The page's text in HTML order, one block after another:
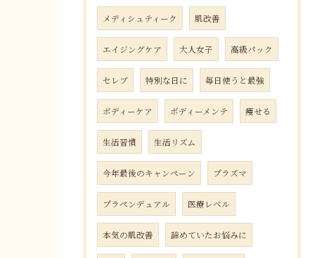
メディシュティーク 肌改善
エイジングケア 大人女子 高級パック
セレブ 特別な日に 毎日使うと最強
ボディーケア ボディーメンテ 痩せる
生活習慣 生活リズム
今年最後のキャンペーン プラズマ
プラペンデュアル 医療レベル
本気の肌改善 諦めていたお悩みに